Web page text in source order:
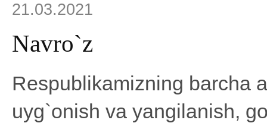
21.03.2021
Navro`z
Respublikamizning barcha
uyg`onish va yangilanish,